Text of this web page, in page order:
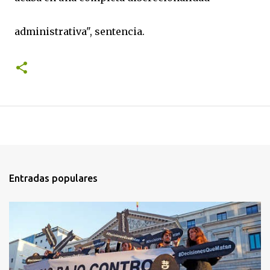
administrativa", sentencia.
Entradas populares